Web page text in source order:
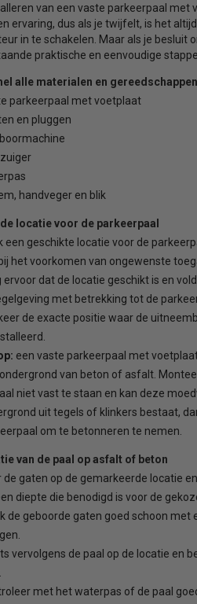
van een vaste parkeerpaal met
ervaring, dus als je twijfelt, is het
in te schakelen. Maar als je besluit
praktische en eenvoudige
alle materialen en gereedschappen
parkeerpaal met voetplaat
en pluggen
handveger en blik
de locatie voor de parkeerpaal
een geschikte locatie voor de
het voorkomen van ongewenste
ervoor dat de locatie geschikt is en
met betrekking tot de
de exacte positie waar de
een vaste parkeerpaal met
van beton of asfalt.
niet vast te staan en kan deze
uit tegels of klinkers bestaat,
om te betonneren te nemen.
van de paal op asfalt of beton
de gaten op de gemarkeerde locatie
diepte die benodigd is voor de
de geboorde gaten goed schoon
vervolgens de paal op de locatie en
met het waterpas of de paal